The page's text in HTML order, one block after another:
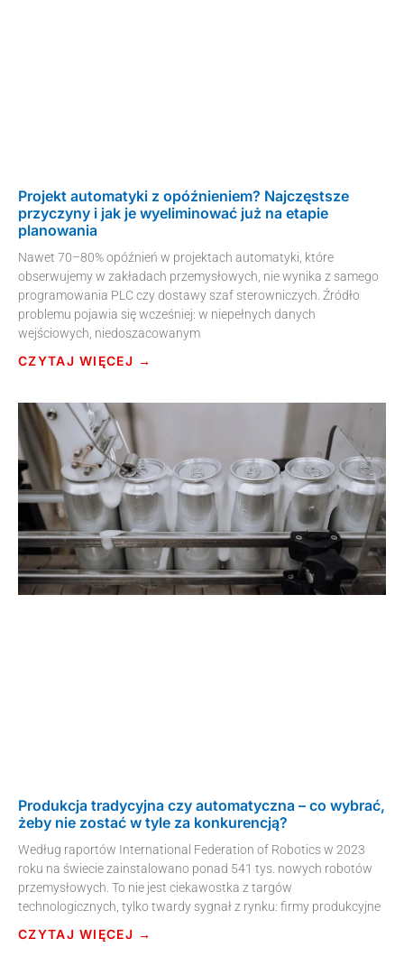
Projekt automatyki z opóźnieniem? Najczęstsze
przyczyny i jak je wyeliminować już na etapie
planowania
Nawet 70–80% opóźnień w projektach automatyki, które
obserwujemy w zakładach przemysłowych, nie wynika z samego
programowania PLC czy dostawy szaf sterowniczych. Źródło
problemu pojawia się wcześniej: w niepełnych danych
wejściowych, niedoszacowanym
CZYTAJ WIĘCEJ →
Produkcja tradycyjna czy automatyczna – co wybrać,
żeby nie zostać w tyle za konkurencją?
Według raportów International Federation of Robotics w 2023
roku na świecie zainstalowano ponad 541 tys. nowych robotów
przemysłowych. To nie jest ciekawostka z targów
technologicznych, tylko twardy sygnał z rynku: firmy produkcyjne
CZYTAJ WIĘCEJ →